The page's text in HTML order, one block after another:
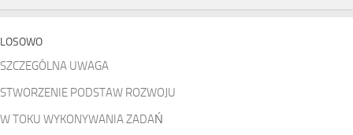
LOSOWO
SZCZEGÓLNA UWAGA
STWORZENIE PODSTAW ROZWOJU
W TOKU WYKONYWANIA ZADAŃ